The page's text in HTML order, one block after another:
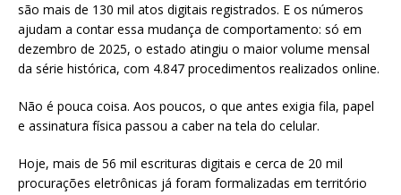
são mais de 130 mil atos digitais registrados. E os números
ajudam a contar essa mudança de comportamento: só em
dezembro de 2025, o estado atingiu o maior volume mensal
da série histórica, com 4.847 procedimentos realizados online.
Não é pouca coisa. Aos poucos, o que antes exigia fila, papel
e assinatura física passou a caber na tela do celular.
Hoje, mais de 56 mil escrituras digitais e cerca de 20 mil
procurações eletrônicas já foram formalizadas em território